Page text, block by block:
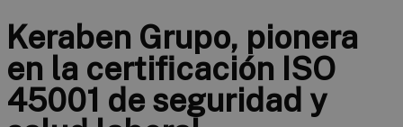
Keraben Grupo, pionera
en la certificación ISO
45001 de seguridad y